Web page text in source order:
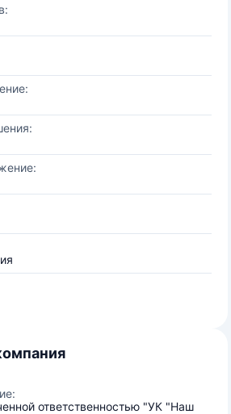
ответственностью "УК "Наш